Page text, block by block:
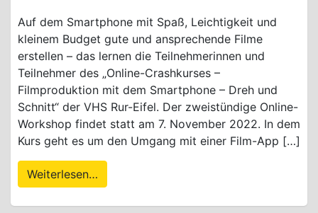
Auf dem Smartphone mit Spaß, Leichtigkeit und
kleinem Budget gute und ansprechende Filme
erstellen – das lernen die Teilnehmerinnen und
Teilnehmer des „Online-Crashkurses –
Filmproduktion mit dem Smartphone – Dreh und
Schnitt“ der VHS Rur-Eifel. Der zweistündige Online-
Workshop findet statt am 7. November 2022. In dem
Kurs geht es um den Umgang mit einer Film-App […]
Weiterlesen…